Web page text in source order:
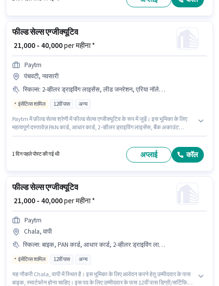
फील्ड सेल्स एग्जीक्यूटिव
₹ 21,000 - 40,000per महीना *
Paytm
पंचवटी, नवसारी
स्किल्स: 2-व्हीलर ड्राइविंग लाइसेंस, लीड जनरेशन, एरिया नॉलेज, बैंक अकाउंट, वायरिंग, प्रोडक्ट डेमो, बाइक, आधार कार्ड, PAN कार्ड
इंसेंटिव्स शामिल 12वीं पास अन्य
Paytm में फ़ील्ड सेल्स श्रेणी में फील्ड सेल्स एग्जीक्यूटिव के रूप में जुड़ें। इस भूमिका के लिए
महत्वपूर्ण दस्तावेज़ PAN कार्ड, आधार कार्ड, 2-व्हीलर ड्राइविंग लाइसेंस, बैंक अकाउंट
मेडिकल बेनिफिट्स पद और कंपनी की नीतियों के अनुसार दिए जा सकते हैं।
1 दिन पहले पोस्ट की गई थी अप्लाई कॉल
फील्ड सेल्स एग्जीक्यूटिव
₹ 21,000 - 40,000per महीना *
Paytm
Chala, वापी
स्किल्स: बाइक, PAN कार्ड, आधार कार्ड, 2-व्हीलर ड्राइविंग लाइसेंस, वायरिंग, प्रोडक्ट डेमो, एरिया नॉलेज, बैंक अकाउंट, लीड जनरेशन, स्मार्टफोन
इंसेंटिव्स शामिल 12वीं पास अन्य
यह नौकरी Chala, वापी में स्थित है। इस भूमिका के लिए आवेदन करने हेतु उम्मीदवार के पास
बाइक, स्मार्टफोन होना चाहिए। इस पद के लिए उम्मीदवार के पास 12वीं पास डिग्री/सर्टिफिकेट